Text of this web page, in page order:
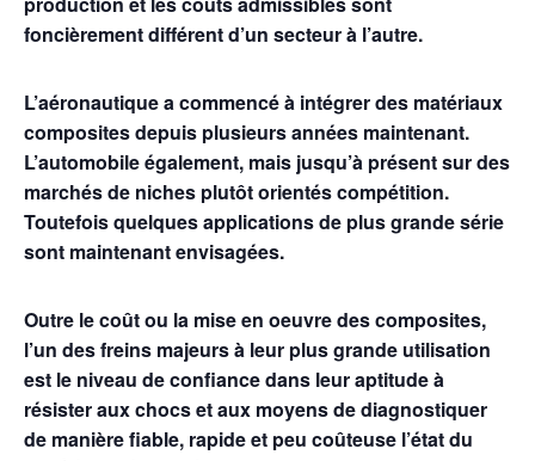
foncièrement différent d’un secteur à l’autre.
L’aéronautique a commencé à intégrer des matériaux
composites depuis plusieurs années maintenant.
L’automobile également, mais jusqu’à présent sur des
marchés de niches plutôt orientés compétition.
Toutefois quelques applications de plus grande série
sont maintenant envisagées.
Outre le coût ou la mise en oeuvre des composites,
l’un des freins majeurs à leur plus grande utilisation
est le niveau de confiance dans leur aptitude à
résister aux chocs et aux moyens de diagnostiquer
de manière fiable, rapide et peu coûteuse l’état du